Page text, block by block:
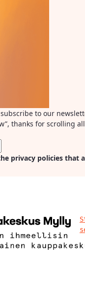
to our
thanks for scrolling
privacy policies